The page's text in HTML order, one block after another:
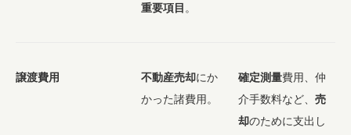
重要項目 。
譲渡費用 不動産売却にか
かった諸費用。
確定測量費用、仲
介手数料など、 売
却のために支出し